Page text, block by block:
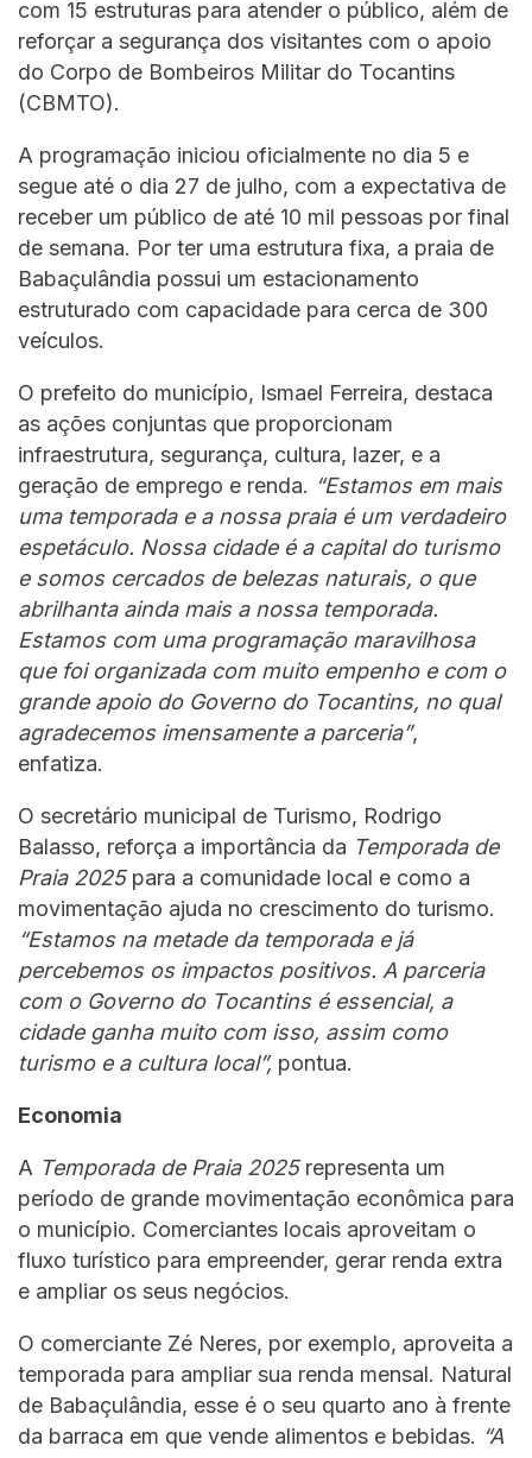
com 15 estruturas para atender o público, além de
reforçar a segurança dos visitantes com o apoio
do Corpo de Bombeiros Militar do Tocantins
(CBMTO).
A programação iniciou oficialmente no dia 5 e
segue até o dia 27 de julho, com a expectativa de
receber um público de até 10 mil pessoas por final
de semana. Por ter uma estrutura fixa, a praia de
Babaçulândia possui um estacionamento
estruturado com capacidade para cerca de 300
veículos.
O prefeito do município, Ismael Ferreira, destaca
as ações conjuntas que proporcionam
infraestrutura, segurança, cultura, lazer, e a
geração de emprego e renda. “Estamos em mais
uma temporada e a nossa praia é um verdadeiro
espetáculo. Nossa cidade é a capital do turismo
e somos cercados de belezas naturais, o que
abrilhanta ainda mais a nossa temporada.
Estamos com uma programação maravilhosa
que foi organizada com muito empenho e com o
grande apoio do Governo do Tocantins, no qual
agradecemos imensamente a parceria”,
enfatiza.
O secretário municipal de Turismo, Rodrigo
Balasso, reforça a importância da Temporada de
Praia 2025para a comunidade local e como a
movimentação ajuda no crescimento do turismo.
“Estamos na metade da temporada e já
percebemos os impactos positivos. A parceria
com o Governo do Tocantins é essencial, a
cidade ganha muito com isso, assim como
turismo e a cultura local”, pontua.
Economia
A Temporada de Praia 2025representa um
período de grande movimentação econômica para
o município. Comerciantes locais aproveitam o
fluxo turístico para empreender, gerar renda extra
e ampliar os seus negócios.
O comerciante Zé Neres, por exemplo, aproveita a
temporada para ampliar sua renda mensal. Natural
de Babaçulândia, esse é o seu quarto ano à frente
da barraca em que vende alimentos e bebidas. “A